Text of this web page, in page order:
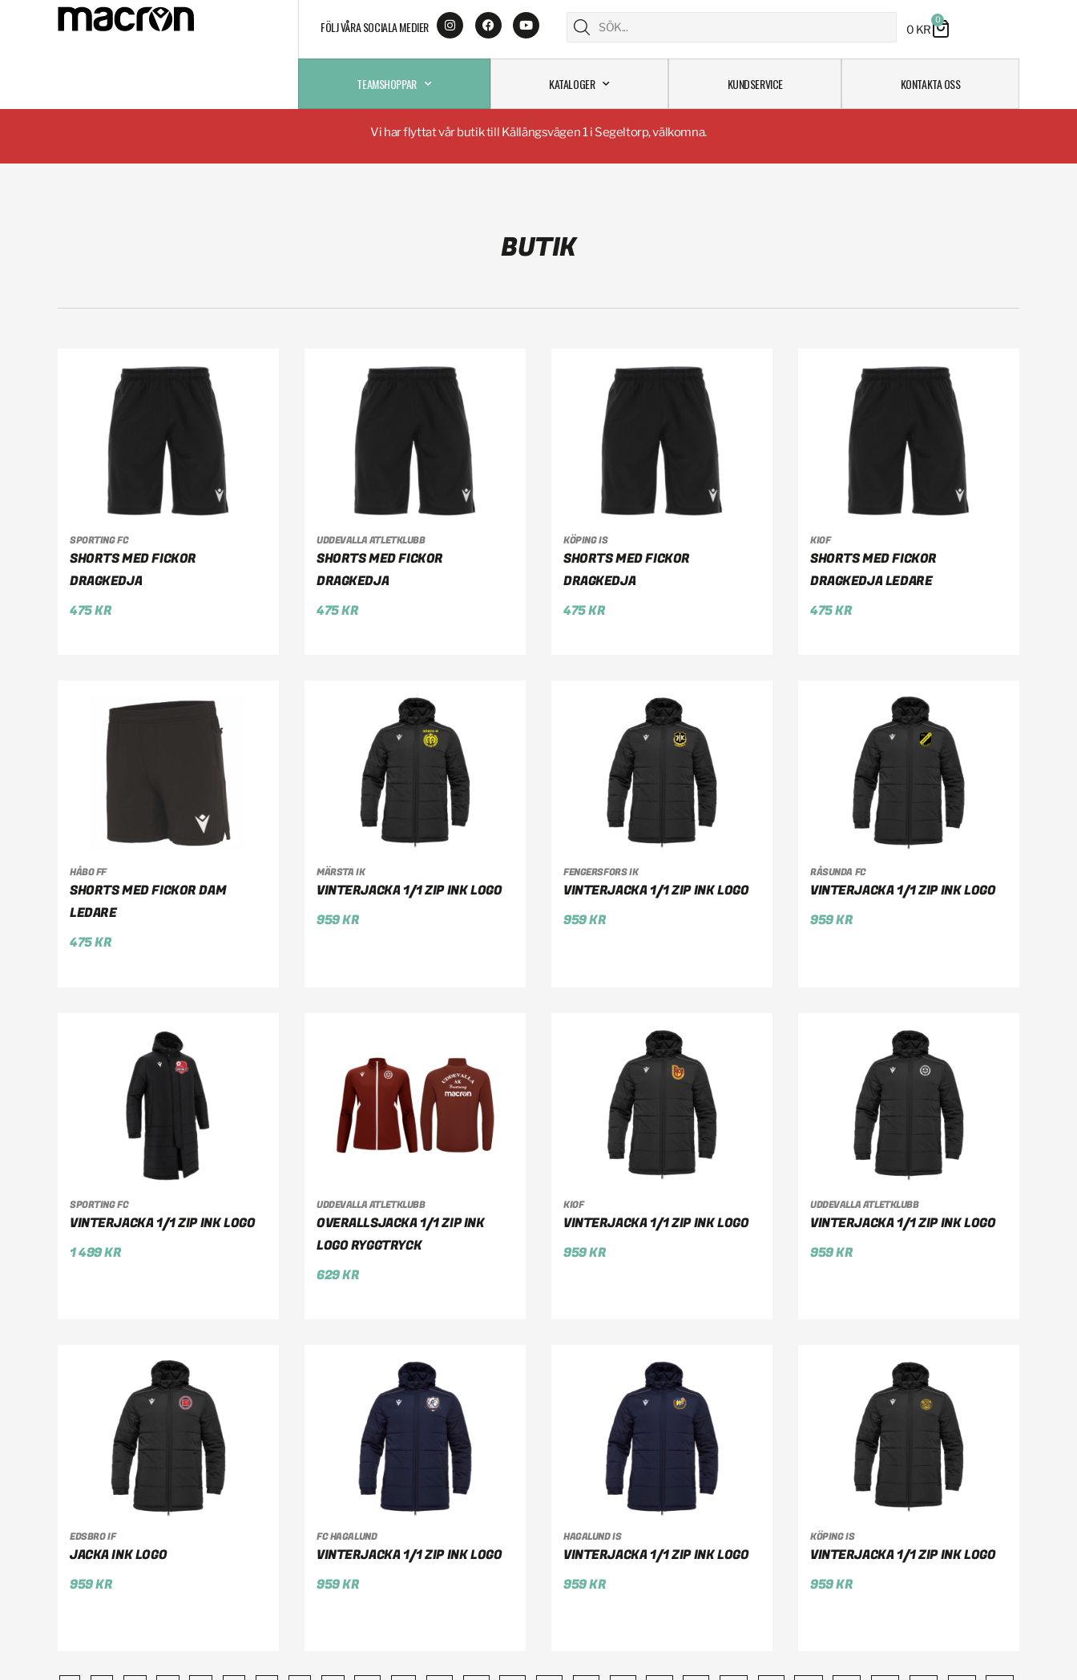
FÖLJ VÅRA SOCIALA MEDIER 0 KR
0
TEAMSHOPPAR KATALOGER KUNDSERVICE KONTAKTA OSS
Vi har flyttat vår butik till Källängsvägen 1 i Segeltorp, välkomna.
BUTIK
SPORTING FC
SHORTS MED FICKOR
DRAGKEDJA
475KR
VÄLJ ALTERNATIV
UDDEVALLA ATLETKLUBB
SHORTS MED FICKOR
DRAGKEDJA
475KR
VÄLJ ALTERNATIV
KÖPING IS
SHORTS MED FICKOR
DRAGKEDJA
475KR
VÄLJ ALTERNATIV
KIOF
SHORTS MED FICKOR
DRAGKEDJA LEDARE
475KR
VÄLJ ALTERNATIV
HÅBO FF
SHORTS MED FICKOR DAM
LEDARE
475KR
VÄLJ ALTERNATIV
MÄRSTA IK
VINTERJACKA 1/1 ZIP INK LOGO
959KR
VÄLJ ALTERNATIV
FENGERSFORS IK
VINTERJACKA 1/1 ZIP INK LOGO
959KR
VÄLJ ALTERNATIV
RÅSUNDA FC
VINTERJACKA 1/1 ZIP INK LOGO
959KR
VÄLJ ALTERNATIV
SPORTING FC
VINTERJACKA 1/1 ZIP INK LOGO
1 499KR
VÄLJ ALTERNATIV
UDDEVALLA ATLETKLUBB
OVERALLSJACKA 1/1 ZIP INK
LOGO RYGGTRYCK
629KR
VÄLJ ALTERNATIV
KIOF
VINTERJACKA 1/1 ZIP INK LOGO
959KR
VÄLJ ALTERNATIV
UDDEVALLA ATLETKLUBB
VINTERJACKA 1/1 ZIP INK LOGO
959KR
VÄLJ ALTERNATIV
EDSBRO IF
JACKA INK LOGO
959KR
VÄLJ ALTERNATIV
FC HAGALUND
VINTERJACKA 1/1 ZIP INK LOGO
959KR
VÄLJ ALTERNATIV
HAGALUND IS
VINTERJACKA 1/1 ZIP INK LOGO
959KR
VÄLJ ALTERNATIV
KÖPING IS
VINTERJACKA 1/1 ZIP INK LOGO
959KR
VÄLJ ALTERNATIV